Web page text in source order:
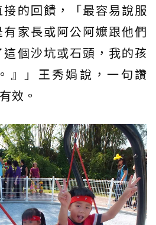
的回饋，「最容易說服
家長或阿公阿嬤跟他們
個沙坑或石頭，我的孩
』」王秀娟說，一句讚
效。